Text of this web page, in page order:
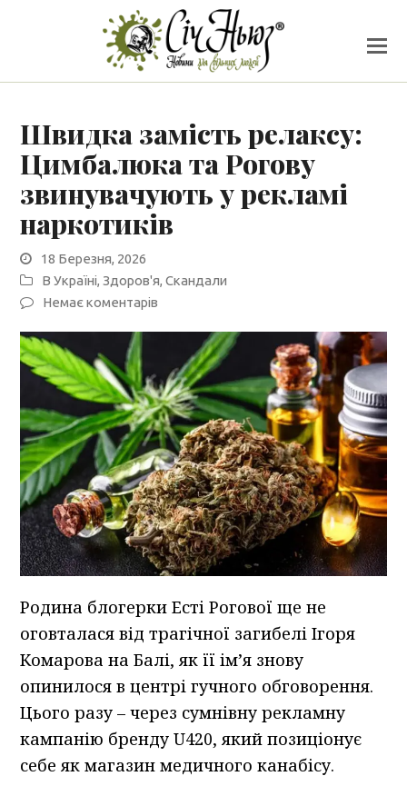
Швидка замість релаксу:
Цимбалюка та Рогову
звинувачують у рекламі
наркотиків
18 Березня, 2026
В Україні,Здоров'я,Скандали
Немає коментарів
Родина блогерки Есті Рогової ще не
оговталася від трагічної загибелі Ігоря
Комарова на Балі, як її ім’я знову
опинилося в центрі гучного обговорення.
Цього разу – через сумнівну рекламну
кампанію бренду U420, який позиціонує
себе як магазин медичного канабісу.